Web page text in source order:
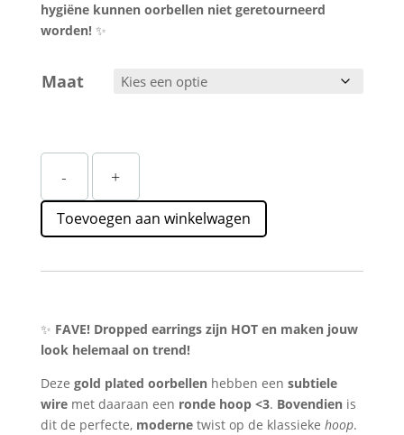
hygiëne kunnen oorbellen niet geretourneerd
worden!✨
Maat
-
Gouden
Oorbellen
Hoops
Gold
Straatstijl
Hoop
&
Trend
aantal
+
Toevoegen aan winkelwagen
✨ FAVE! Dropped earrings zijn HOT en maken jouw
look helemaal on trend!
Deze gold plated oorbellenhebben een subtiele
wiremet daaraan een ronde hoop <3. Bovendienis
dit de perfecte, modernetwist op de klassieke hoop.